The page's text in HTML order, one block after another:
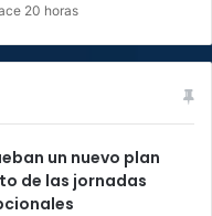
20 horas
un nuevo plan
de las jornadas